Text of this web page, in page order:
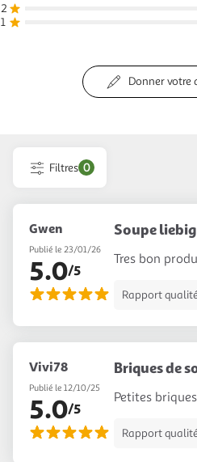
2
1
Donner votre
Filtres 0
Gwen
Publié le 23/01/26
5.0/5
Soupe liebig
Tres bon
Rapport
Vivi78
Publié le 12/10/25
5.0/5
Briques de
Petites
Rapport